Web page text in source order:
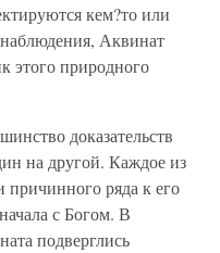
кем?то или
Аквинат
этого природного
доказательств
на другой. Каждое из
ряда к его
с Богом. В
подверглись